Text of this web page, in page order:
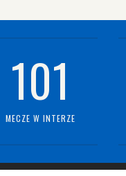
101
MECZE W INTERZE